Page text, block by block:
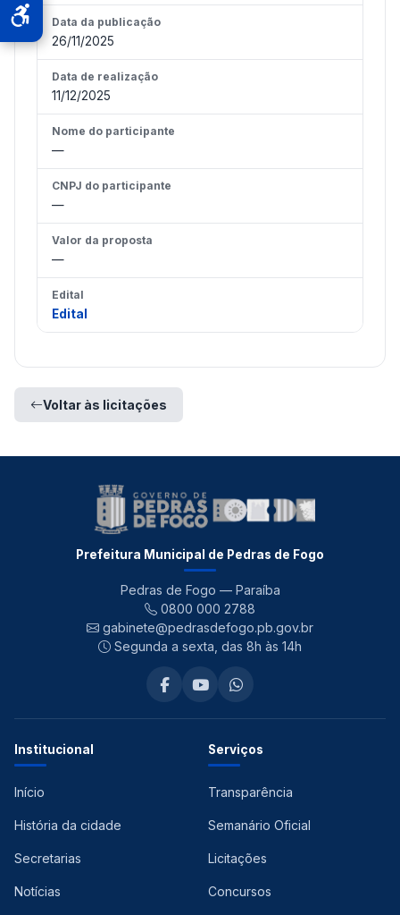
Data da publicação
26/11/2025
Data de realização
11/12/2025
Nome do participante
—
CNPJ do participante
—
Valor da proposta
—
Edital
Edital
Voltar às licitações
Prefeitura Municipal de Pedras de Fogo
Pedras de Fogo — Paraíba
0800 000 2788
gabinete@pedrasdefogo.pb.gov.br
Segunda a sexta, das 8h às 14h
Institucional
Início
História da cidade
Secretarias
Notícias
Serviços
Transparência
Semanário Oficial
Licitações
Concursos